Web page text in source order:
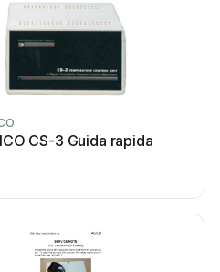
CS-3 Guida rapida